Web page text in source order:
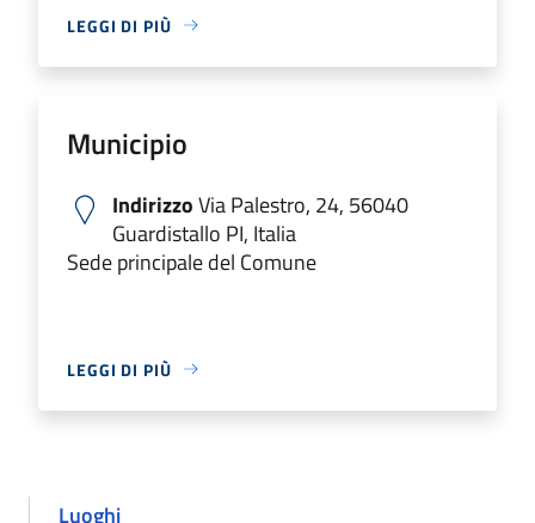
LEGGI DI PIÙ
Municipio
IndirizzoVia Palestro, 24, 56040
Guardistallo PI, Italia
Sede principale del Comune
LEGGI DI PIÙ
Luoghi